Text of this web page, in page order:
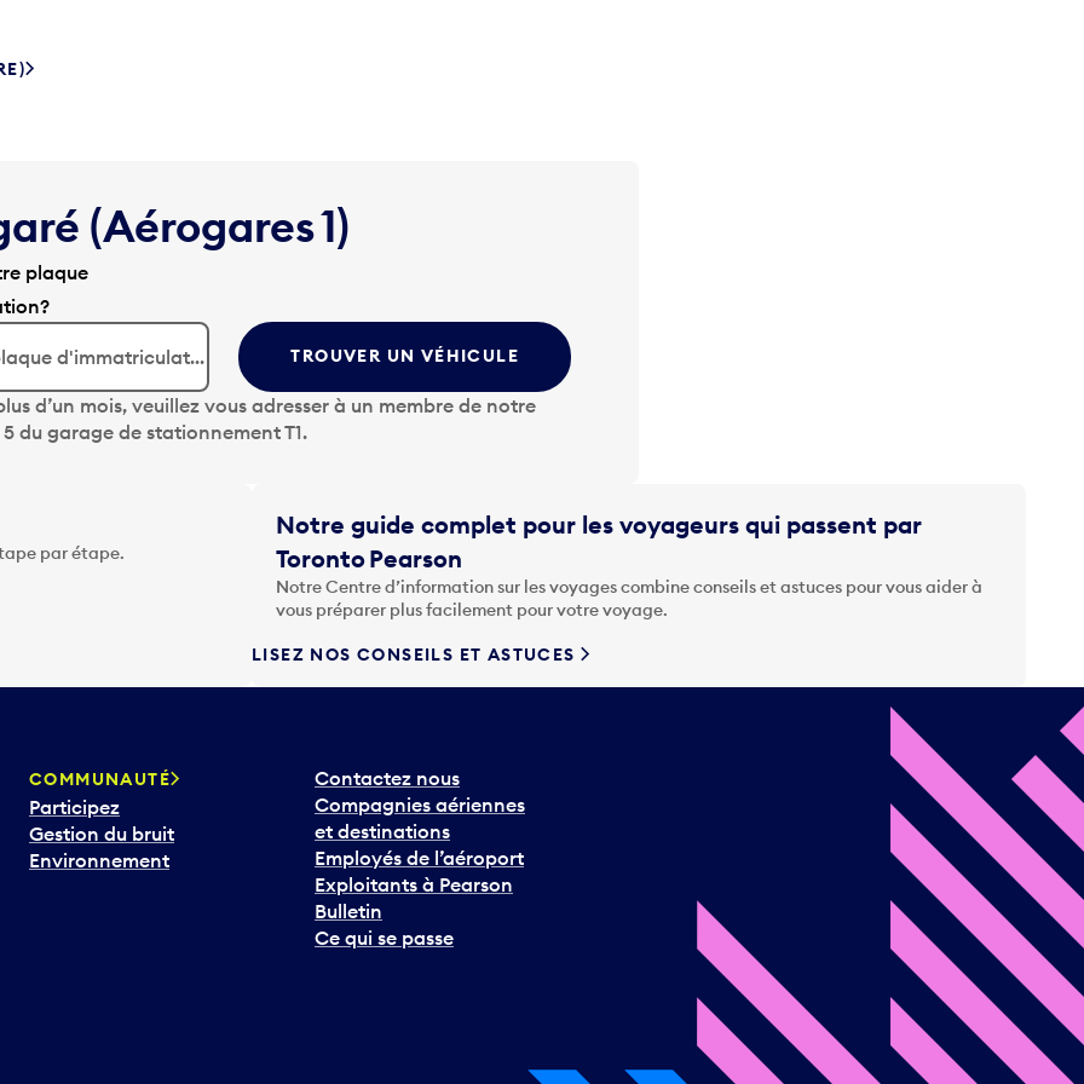
(Aérogares 1)
plaque
TROUVER UN VÉHICULE
d’un mois, veuillez vous adresser à un membre de notre
du garage de stationnement T1.
par étape.
Notre guide complet pour les voyageurs qui passent par
Toronto Pearson
Notre Centre d’information sur les voyages combine conseils et astuces pour vous aider à
vous préparer plus facilement pour votre voyage.
LISEZ NOS CONSEILS ET ASTUCES
COMMUNAUTÉ
Participez
Gestion du bruit
Environnement
Contactez nous
Compagnies aériennes
et destinations
Employés de l’aéroport
Exploitants à Pearson
Bulletin
Ce qui se passe